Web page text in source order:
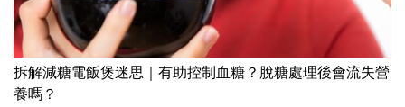
拆解減糖電飯煲迷思｜有助控制血糖？脫糖處理後會流失營
養嗎？